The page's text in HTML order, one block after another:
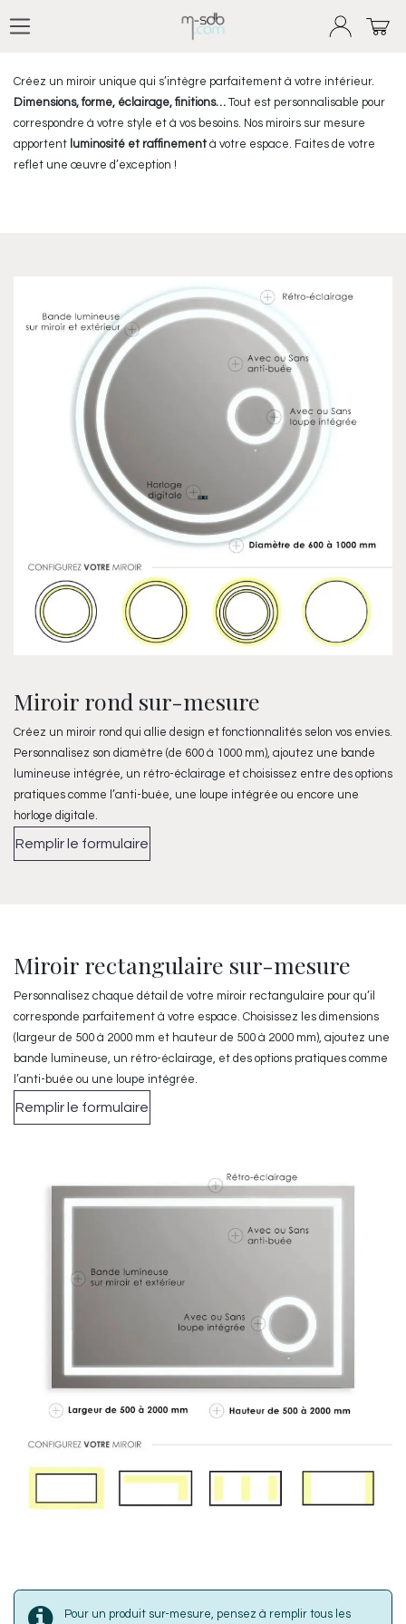
Nos miroirs sur-mesure
Créez un miroir unique qui s’intègre parfaitement à votre intérieur.
Dimensions, forme, éclairage, finitions… Tout est personnalisable pour
correspondre à votre style et à vos besoins. Nos miroirs sur mesure
apportent luminosité et raffinement à votre espace. Faites de votre
reflet une œuvre d’exception !
Miroir rond sur-mesure
Créez un miroir rond qui allie design et fonctionnalités selon vos envies.
Personnalisez son diamètre (de 600 à 1000 mm), ajoutez une bande
lumineuse intégrée, un rétro-éclairage et choisissez entre des options
pratiques comme l’anti-buée, une loupe intégrée ou encore une
horloge digitale.
Remplir le formulaire
Miroir rectangulaire sur-mesure
Personnalisez chaque détail de votre miroir rectangulaire pour qu’il
corresponde parfaitement à votre espace. Choisissez les dimensions
(largeur de 500 à 2000 mm et hauteur de 500 à 2000 mm), ajoutez une
bande lumineuse, un rétro-éclairage, et des options pratiques comme
l’anti-buée ou une loupe intégrée.
Remplir le formulaire
Pour un produit sur-mesure, pensez à remplir tous les